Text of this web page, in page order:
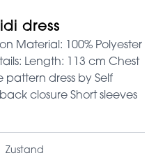
dress
Material: 100% Polyester
Length: 113 cm Chest
pattern dress by Self
closure Short sleeves
Zustand